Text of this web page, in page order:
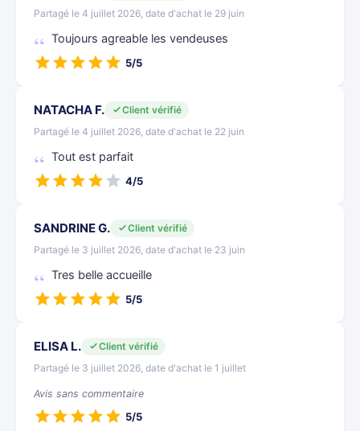
Partagé le 4 juillet 2026, date d'achat le 29 juin
Toujours agreable les vendeuses
5/5
NATACHA F.
Client vérifié
Partagé le 4 juillet 2026, date d'achat le 22 juin
Tout est parfait
4/5
SANDRINE G.
Client vérifié
Partagé le 3 juillet 2026, date d'achat le 23 juin
Tres belle accueille
5/5
ELISA L.
Client vérifié
Partagé le 3 juillet 2026, date d'achat le 1 juillet
Avis sans commentaire
5/5